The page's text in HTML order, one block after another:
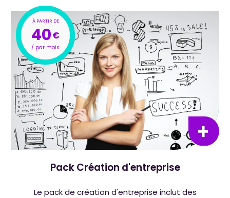
40€
Pack Création d'entreprise
Le pack de création d'entreprise inclut des